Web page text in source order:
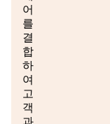
어
를
결
합
하
여
고
객